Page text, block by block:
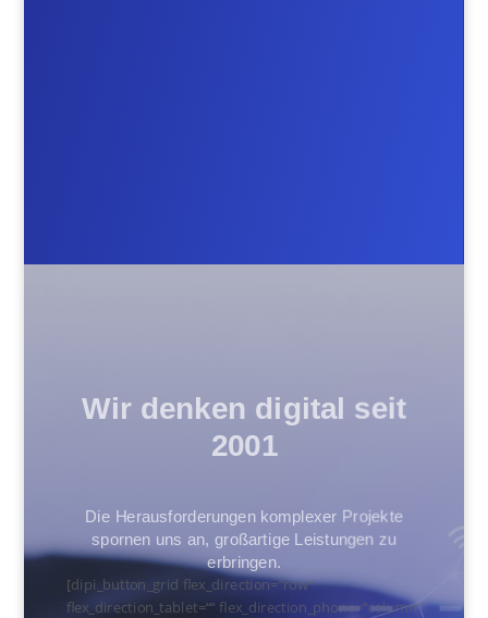
Wir denken digital seit
2001
Die Herausforderungen komplexer Projekte
spornen uns an, großartige Leistungen zu
erbringen.
[dipi_button_grid flex_direction=“row“
flex_direction_tablet=““ flex_direction_phone=“column“